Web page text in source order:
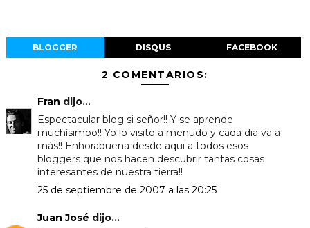
BLOGGER DISQUS FACEBOOK
2 COMENTARIOS:
Fran dijo...
Espectacular blog si señor!! Y se aprende
muchísimoo!! Yo lo visito a menudo y cada dia va a
más!! Enhorabuena desde aqui a todos esos
bloggers que nos hacen descubrir tantas cosas
interesantes de nuestra tierra!!
25 de septiembre de 2007 a las 20:25
Juan José dijo...